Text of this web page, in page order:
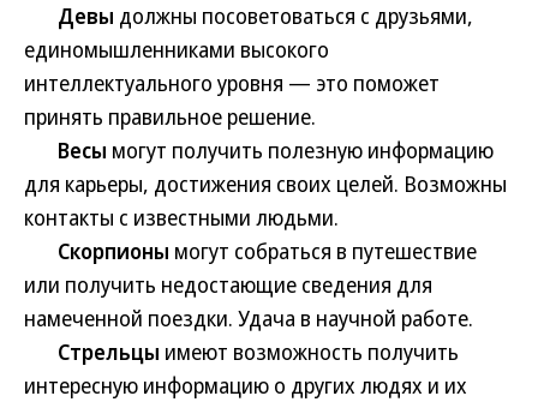
Девы должны посоветоваться с друзьями,
единомышленниками высокого
интеллектуального уровня — это поможет
принять правильное решение.
Весы могут получить полезную информацию
для карьеры, достижения своих целей. Возможны
контакты с известными людьми.
Скорпионы могут собраться в путешествие
или получить недостающие сведения для
намеченной поездки. Удача в научной работе.
Стрельцы имеют возможность получить
интересную информацию о других людях и их